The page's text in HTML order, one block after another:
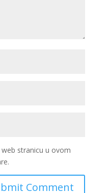
stranicu u ovom